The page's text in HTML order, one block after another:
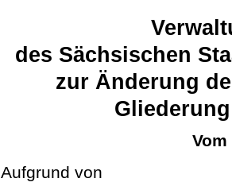
des Sächsischen
zur Änderung
Aufgrund von